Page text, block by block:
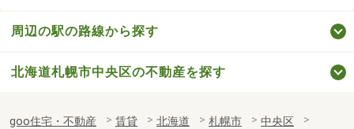
周辺の駅の路線から探す
北海道札幌市中央区の不動産を探す
goo住宅・不動産 賃貸 北海道 札幌市
中央区